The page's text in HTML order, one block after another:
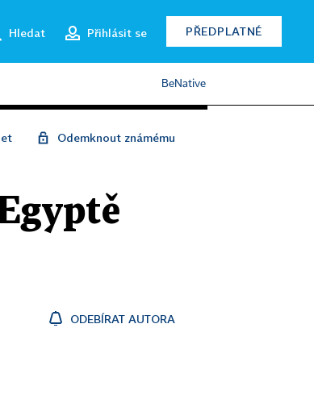
Hledat Přihlásit se PŘEDPLATNÉ
BeNative
Odemknout známému
ODEBÍRAT AUTORA